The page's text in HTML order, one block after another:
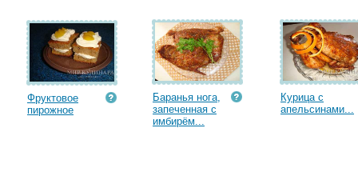
Фруктовое
пирожное
Баранья нога,
запеченная с
имбирём...
Курица с
апельсинами...